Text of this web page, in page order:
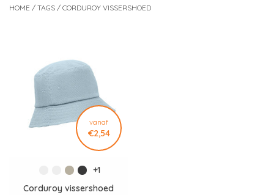
HOME / TAGS / CORDUROY VISSERSHOED
vanaf
€2,54
+1
Corduroy vissershoed